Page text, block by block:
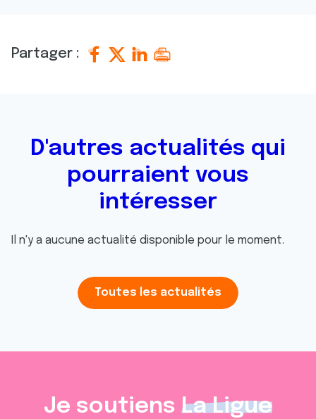
Partager :
D'autres actualités qui
pourraient vous
intéresser
Il n'y a aucune actualité disponible pour le moment.
Toutes les actualités
Je soutiens La Ligue